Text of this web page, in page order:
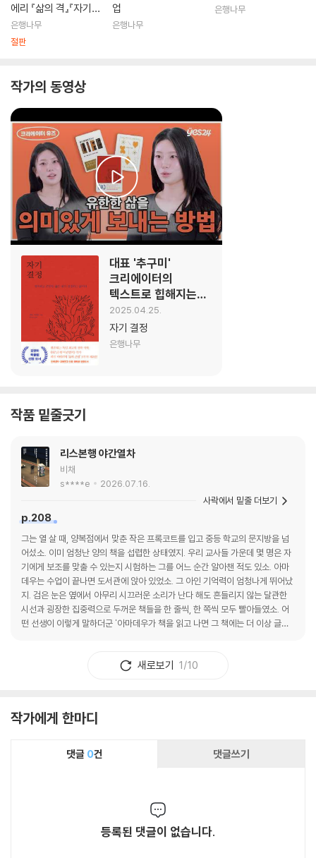
에리 『삶의 격』『자기
결정』 세트
은행나무
절판
업
은행나무
은행나무
작가의 동영상
대표 '추구미'
크리에이터의
텍스트로 힙해지는
방법은?💖 |
크리에이터 유즈 |
YES meets
2025.04.25.
자기 결정
은행나무
작품 밑줄긋기
리스본행 야간열차
비채
s****e
2026.07.16.
p.208
그는 열 살 때, 양복점에서 맞춘 작은 프록코트를 입고 중등 학교의 문지방을 넘
어섰소. 이미 엄청난 양의 책을 섭렵한 상태였지. 우리 교사들 가운데 몇 명은 자
기에게 보조를 맞출 수 있는지 시험하는 그를 어느 순간 알아챈 적도 있소. 아마
데우는 수업이 끝나면 도서관에 앉아 있었소. 그 아인 기억력이 엄청나게 뛰어났
지. 검은 눈은 옆에서 아무리 시끄러운 소리가 난다 해도 흔들리지 않는 달관한
시선과 굉장한 집중력으로 두꺼운 책들을 한 줄씩, 한 쪽씩 모두 빨아들였소. 어
떤 선생이 이렇게 말하더군 '아마데우가 책을 읽고 나면 그 책에는 더 이상 글씨
사락에서 밑줄 더보기
새로보기 1/10
작가에게 한마디
댓글 0건 댓글쓰기
등록된 댓글이 없습니다.